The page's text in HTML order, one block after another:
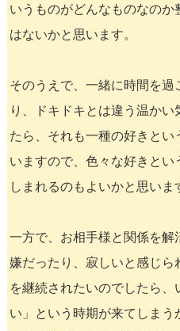
いうものがどんなものなの
はないかと思います。
そのうえで、一緒に時間を
り、ドキドキとは違う温か
たら、それも一種の好きと
いますので、色々な好きと
しまれるのもよいかと思いま
一方で、お相手様と関係を
嫌だったり、寂しいと感じ
を継続されたいのでしたら
い」という時期が来てしま